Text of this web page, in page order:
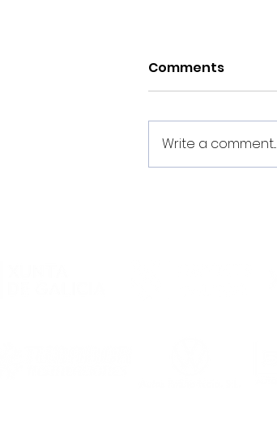
Comments
Write a comment...